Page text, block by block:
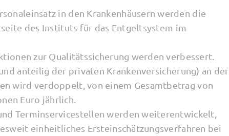
in den Krankenhäusern werden die
des Instituts für das Entgeltsystem im
zur Qualitätssicherung werden verbessert.
anteilig der privaten Krankenversicherung) an der
wird verdoppelt, von einem Gesamtbetrag von
Euro jährlich.
Terminservicestellen werden weiterentwickelt,
einheitliches Ersteinschätzungsverfahren bei